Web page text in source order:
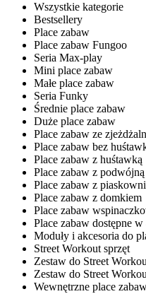
Wszystkie kategorie
Bestsellery
Place zabaw
Place zabaw Fungoo
Seria Max-play
Mini place zabaw
Małe place zabaw
Seria Funky
Średnie place zabaw
Duże place zabaw
Place zabaw ze
Place zabaw bez
Place zabaw z huśtawką
Place zabaw z
Place zabaw z
Place zabaw z domkiem
Place zabaw
Place zabaw dostępne w
Moduły i akcesoria do
Street Workout sprzęt
Zestaw do Street
Zestaw do Street
Wewnętrzne place